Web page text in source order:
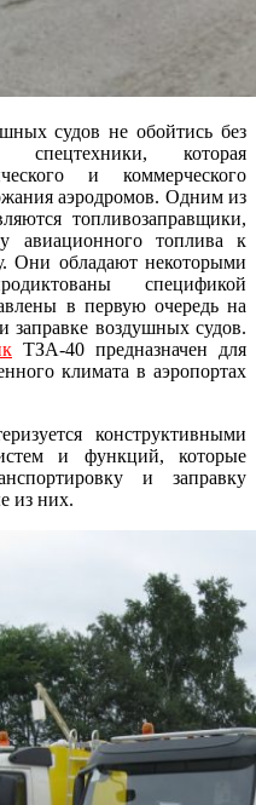
судов не обойтись без
спецтехники, которая
и коммерческого
аэродромов. Одним из
топливозаправщики,
авиационного топлива к
Они обладают некоторыми
спецификой
в первую очередь на
заправке воздушных судов.
ТЗА-40 предназначен для
климата в аэропортах
конструктивными
и функций, которые
и заправку
из них.